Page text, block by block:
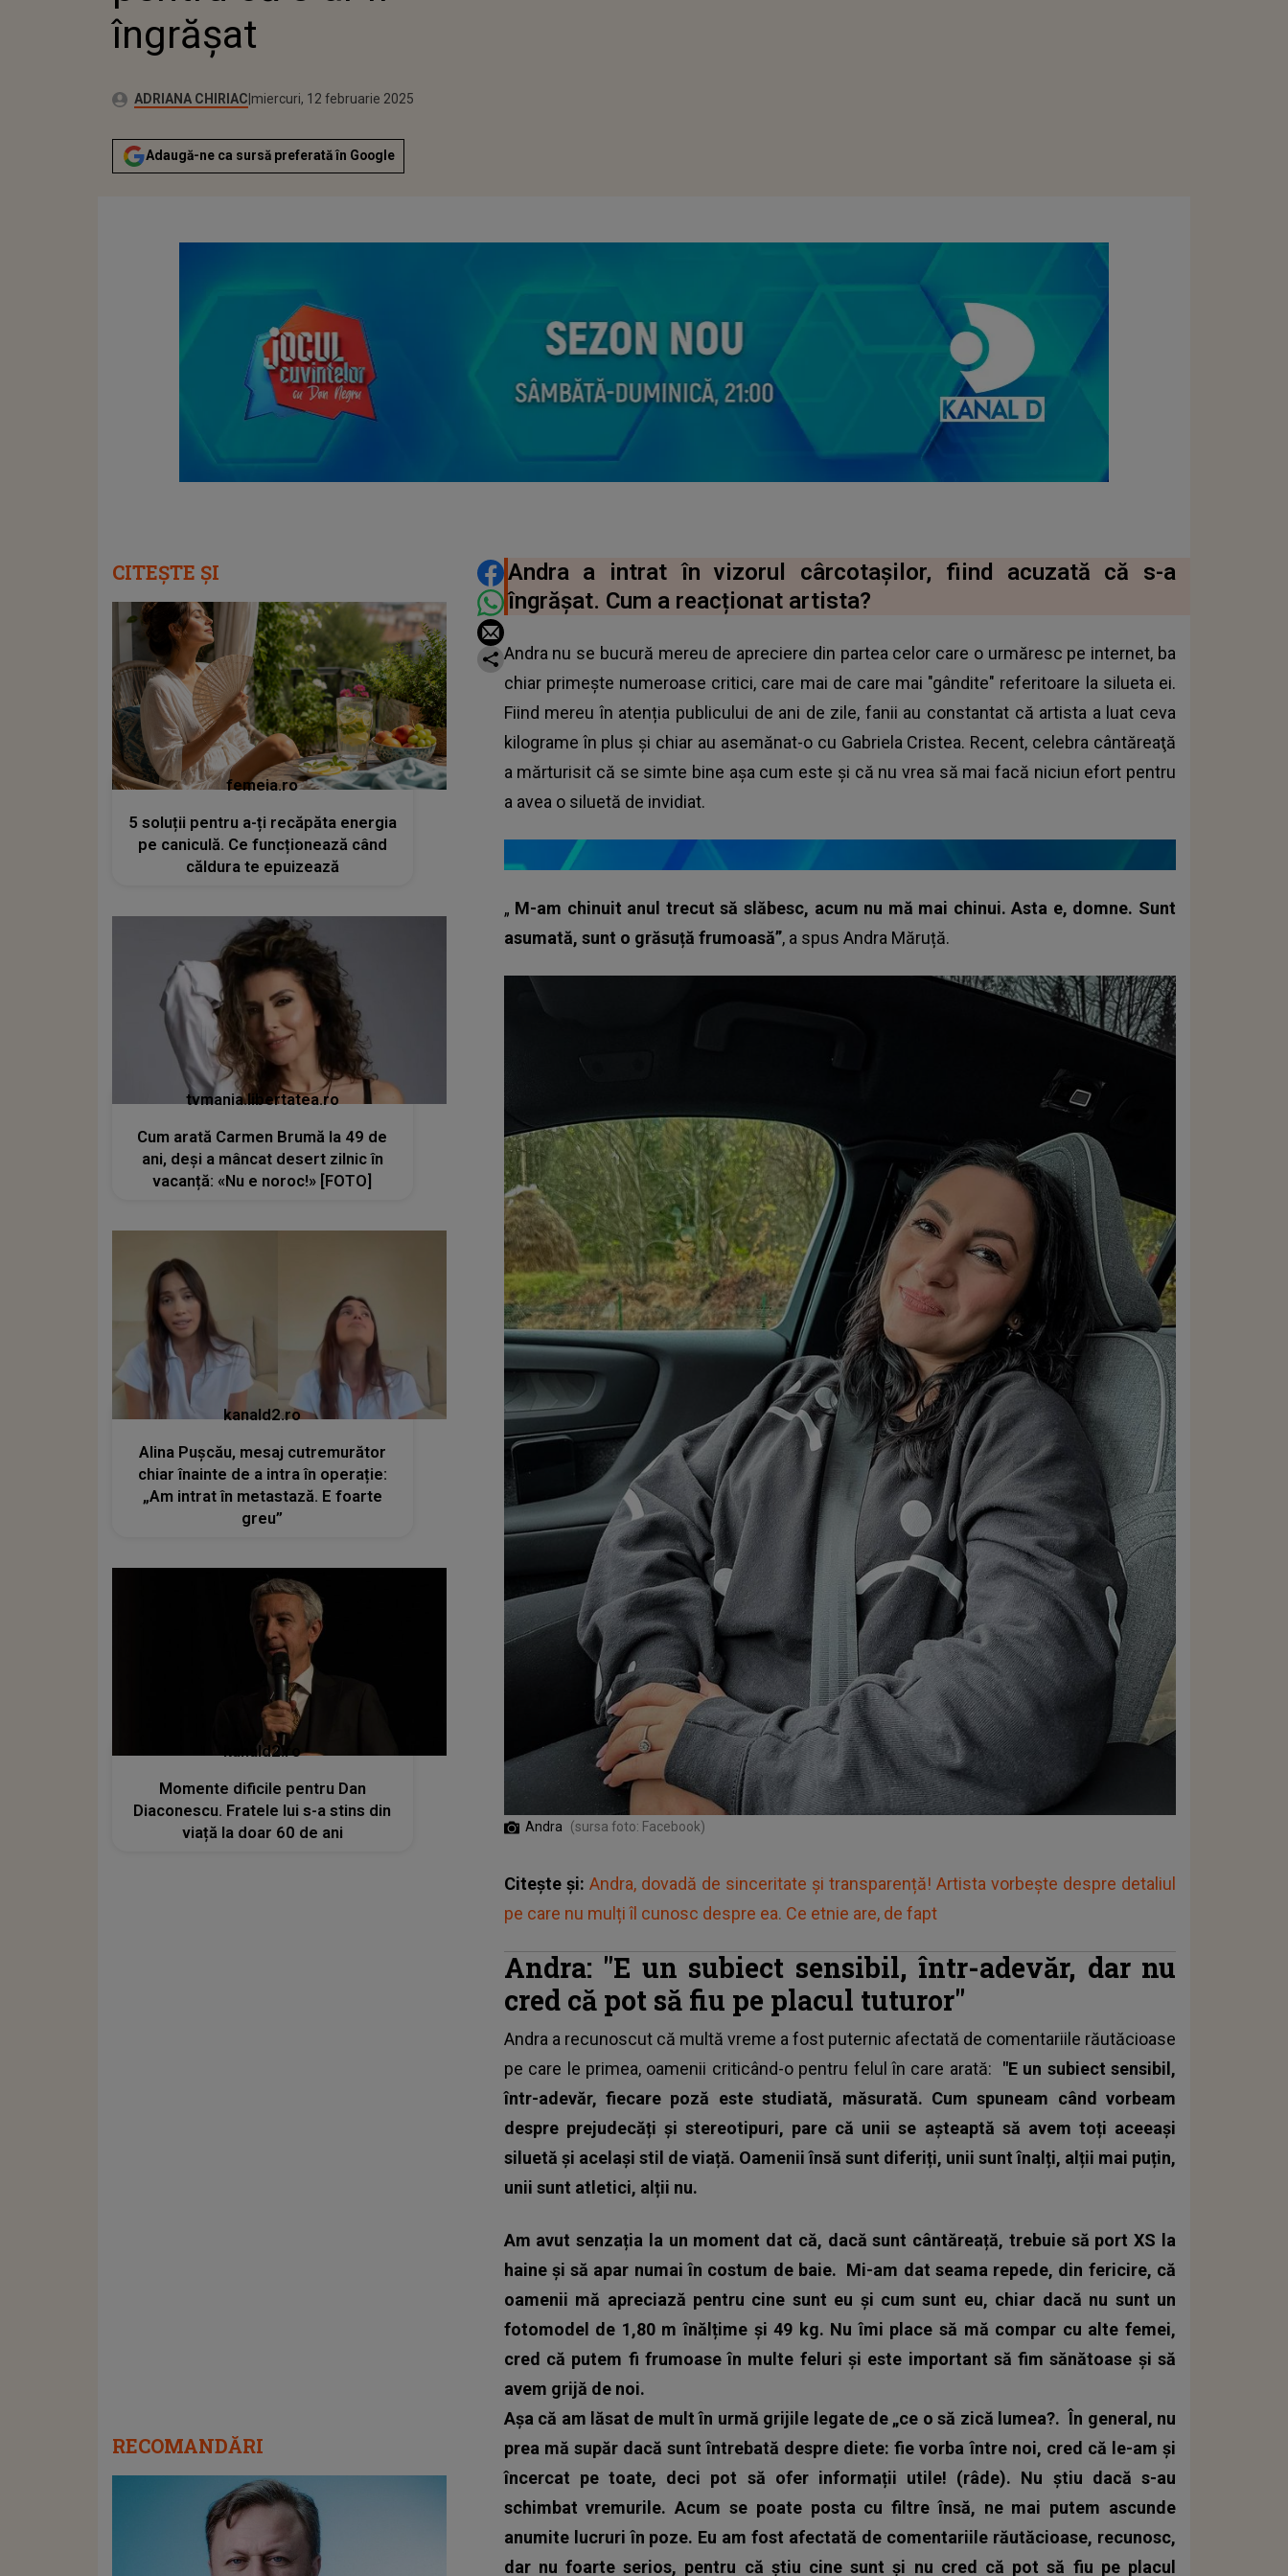
îngrăşat
Autor:ADRIANA CHIRIACPublicat:
luni, 12 februarie 2024
Actualizat:
miercuri, 12 februarie 2025
Adaugă-ne ca sursă preferată în Google
DISTRIBUIE ARTICOLUL
Andra a intrat în vizorul cârcotaşilor, fiind acuzată că s-a
îngrășat. Cum a reacționat artista?
Andra nu se bucură mereu de apreciere din partea celor care o urmăresc pe internet, ba
chiar primește numeroase critici, care mai de care mai "gândite" referitoare la silueta ei.
Fiind mereu în atenția publicului de ani de zile, fanii au constantat că artista a luat ceva
kilograme în plus și chiar au asemănat-o cu Gabriela Cristea. Recent, celebra cântăreaţă
a mărturisit că se simte bine așa cum este și că nu vrea să mai facă niciun efort pentru
a avea o siluetă de invidiat.
„ M-am chinuit anul trecut să slăbesc, acum nu mă mai chinui. Asta e, domne. Sunt
asumată, sunt o grăsuță frumoasă”, a spus Andra Măruță.
Andra (sursa foto: Facebook)
Citește și: Andra, dovadă de sinceritate și transparență! Artista vorbește despre detaliul
pe care nu mulți îl cunosc despre ea. Ce etnie are, de fapt
Andra: "E un subiect sensibil, într-adevăr, dar nu
cred că pot să fiu pe placul tuturor"
Andraa recunoscut că multă vreme a fost puternic afectată de comentariile răutăcioase
pe care le primea, oamenii criticând-o pentru felul în care arată: "E un subiect sensibil,
într-adevăr, fiecare poză este studiată, măsurată. Cum spuneam când vorbeam
despre prejudecăți și stereotipuri, pare că unii se așteaptă să avem toți aceeași
siluetă și același stil de viață. Oamenii însă sunt diferiți, unii sunt înalți, alții mai puțin,
unii sunt atletici, alții nu.
Am avut senzația la un moment dat că, dacă sunt cântăreață, trebuie să port XS la
haine și să apar numai în costum de baie. Mi-am dat seama repede, din fericire, că
oamenii mă apreciază pentru cine sunt eu și cum sunt eu, chiar dacă nu sunt un
fotomodel de 1,80 m înălțime și 49 kg. Nu îmi place să mă compar cu alte femei,
cred că putem fi frumoase în multe feluri și este important să fim sănătoase și să
avem grijă de noi.
Așa că am lăsat de mult în urmă grijile legate de „ce o să zică lumea?. În general, nu
prea mă supăr dacă sunt întrebată despre diete: fie vorba între noi, cred că le-am și
încercat pe toate, deci pot să ofer informații utile! (râde). Nu știu dacă s-au
schimbat vremurile. Acum se poate posta cu filtre însă, ne mai putem ascunde
anumite lucruri în poze. Eu am fost afectată de comentariile răutăcioase, recunosc,
dar nu foarte serios, pentru că știu cine sunt și nu cred că pot să fiu pe placul
CITEȘTE ȘI
femeia.ro
5 soluții pentru a-ți recăpăta energia
pe caniculă. Ce funcționează când
căldura te epuizează
tvmania.libertatea.ro
Cum arată Carmen Brumă la 49 de
ani, deși a mâncat desert zilnic în
vacanță: «Nu e noroc!» [FOTO]
kanald2.ro
Alina Pușcău, mesaj cutremurător
chiar înainte de a intra în operație:
„Am intrat în metastază. E foarte
greu”
kanald2.ro
Momente dificile pentru Dan
Diaconescu. Fratele lui s-a stins din
viață la doar 60 de ani
RECOMANDĂRI